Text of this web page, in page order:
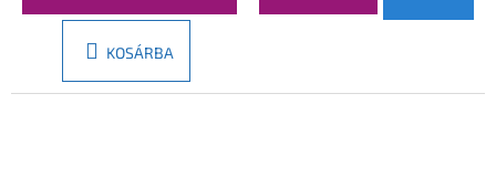
KOSÁRBA